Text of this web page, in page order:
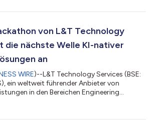
von „Engineering Intelligence“
gestützten Plattformen von LTTS integriert
von L&T Technology
die nächste Welle KI-nativer
an
WIRE)--L&T Technology Services (BSE:
ein weltweit führender Anbieter von
in den Bereichen Engineering
an neun Standorten in Indien, den